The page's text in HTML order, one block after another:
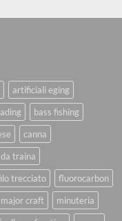
artificiali eging
bass fishing
canna
traina
trecciato
fluorocarbon
major craft
minuteria